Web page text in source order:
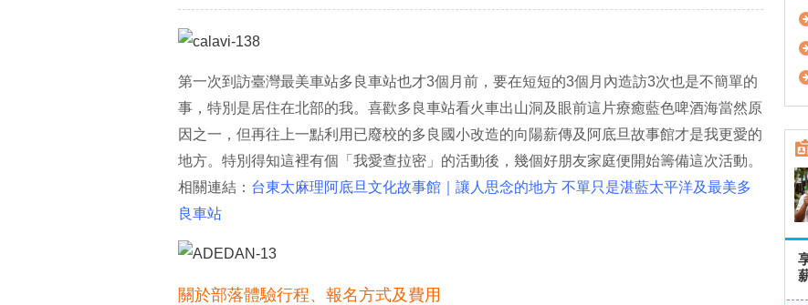
第一次到訪臺灣最美車站多良車站也才3個月前，要在短短的3個月內造訪3次也是不簡單的
事，特別是居住在北部的我。喜歡多良車站看火車出山洞及眼前這片療癒藍色啤酒海當然原
因之一，但再往上一點利用已廢校的多良國小改造的向陽薪傳及阿底旦故事館才是我更愛的
地方。特別得知這裡有個「我愛查拉密」的活動後，幾個好朋友家庭便開始籌備這次活動。
相關連結： 台東太麻理阿底旦文化故事館｜讓人思念的地方 不單只是湛藍太平洋及最美多
良車站
關於部落體驗行程、報名方式及費用